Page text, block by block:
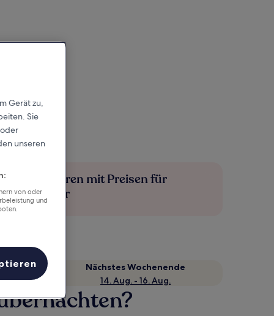
Mehr sparen mit Preisen für
Mitglieder
Nächstes Wochenende
14. Aug. - 16. Aug.
Gerät zu,
Sie
unseren
von oder
und